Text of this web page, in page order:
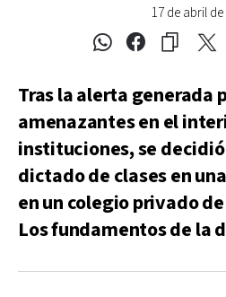
17 de abril de
Tras la alerta generada
amenazantes en el
instituciones, se
dictado de clases en
en un colegio privado
Los fundamentos de la